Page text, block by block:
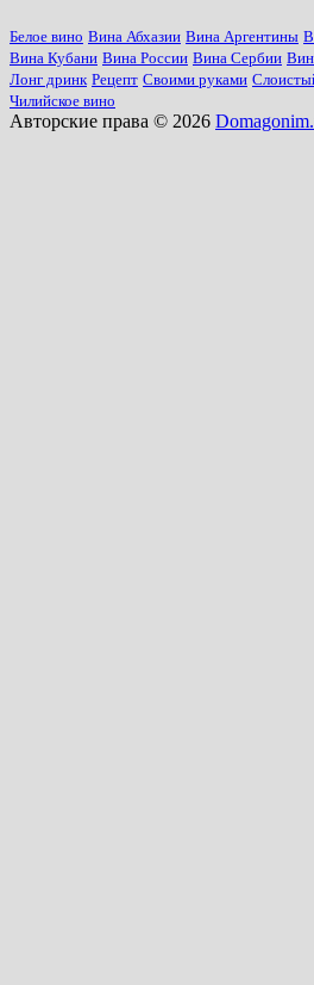
Белое вино Вина Абхазии Вина Аргентины
Вина Кубани Вина России Вина Сербии
Лонг дринк Рецепт Своими руками
Чилийское вино
Авторские права © 2026